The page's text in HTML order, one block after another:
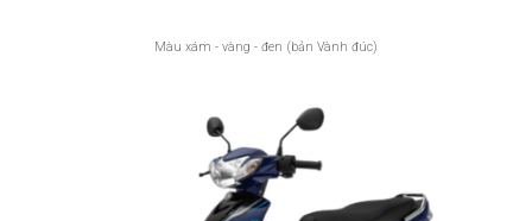
Màu xám - vàng - đen (bản Vành đúc)